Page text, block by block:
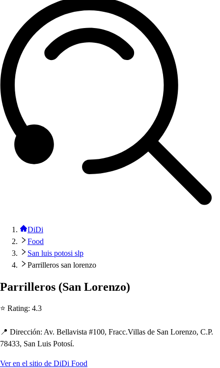
DiDi
Food
San luis potosi slp
Parrilleros san lorenzo
Parrilleros (San Lorenzo)
⭐ Rating: 4.3
📍 Dirección: Av. Bellavista #100, Fracc.Villas de San Lorenzo, C.P.
78433, San Luis Potosí.
Ver en el sitio de DiDi Food